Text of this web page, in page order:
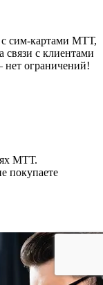
с сим-картами МТТ,
связи с клиентами
ограничений!
МТТ.
покупаете